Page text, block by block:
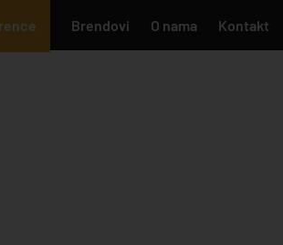
Brendovi O nama Kontakt